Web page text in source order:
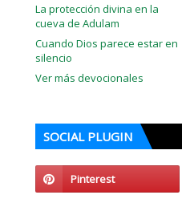
La protección divina en la
cueva de Adulam
Cuando Dios parece estar en
silencio
Ver más devocionales
SOCIAL PLUGIN